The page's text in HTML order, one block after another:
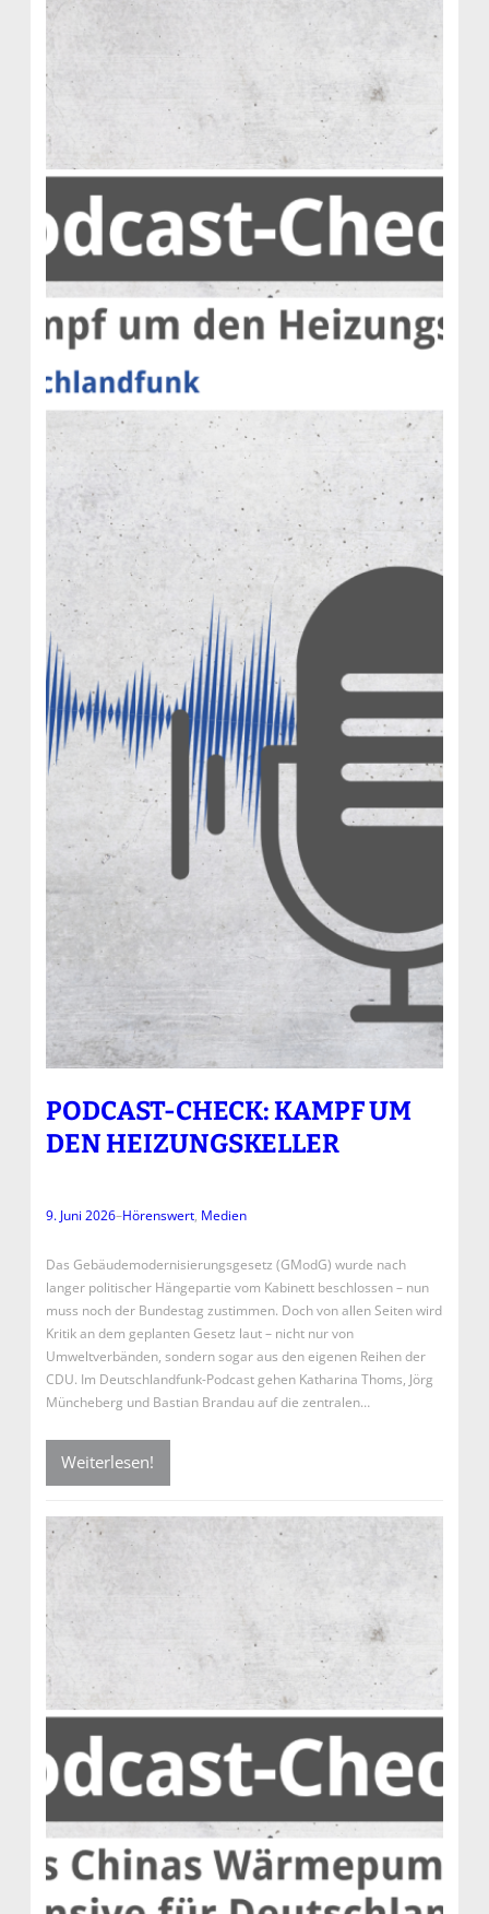
PODCAST-CHECK: KAMPF UM
DEN HEIZUNGSKELLER
9. Juni 2026–Hörenswert, Medien
Das Gebäudemodernisierungsgesetz (GModG) wurde nach
langer politischer Hängepartie vom Kabinett beschlossen – nun
muss noch der Bundestag zustimmen. Doch von allen Seiten wird
Kritik an dem geplanten Gesetz laut – nicht nur von
Umweltverbänden, sondern sogar aus den eigenen Reihen der
CDU. Im Deutschlandfunk-Podcast gehen Katharina Thoms, Jörg
Müncheberg und Bastian Brandau auf die zentralen…
Weiterlesen!